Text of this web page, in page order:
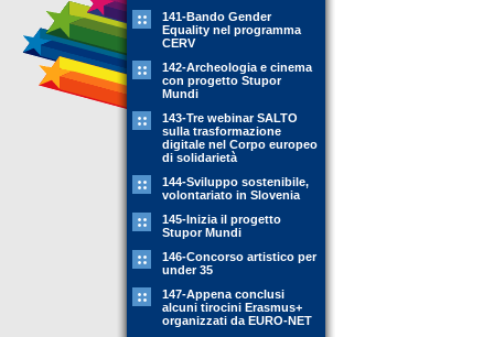
141-Bando Gender
Equality nel programma
CERV
142-Archeologia e cinema
con progetto Stupor
Mundi
143-Tre webinar SALTO
sulla trasformazione
digitale nel Corpo europeo
di solidarietà
144-Sviluppo sostenibile,
volontariato in Slovenia
145-Inizia il progetto
Stupor Mundi
146-Concorso artistico per
under 35
147-Appena conclusi
alcuni tirocini Erasmus+
organizzati da EURO-NET